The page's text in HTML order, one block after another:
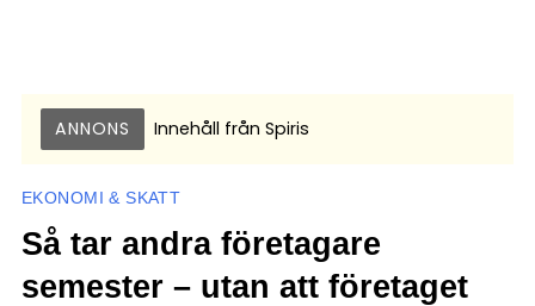
ANNONS Innehåll från Spiris
EKONOMI & SKATT
Så tar andra företagare
semester – utan att företaget